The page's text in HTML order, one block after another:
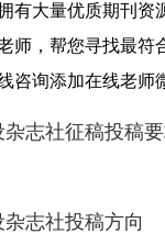
有大量优质期刊资
师，帮您寻找最符
咨询添加在线老师
杂志社征稿投稿
杂志社投稿方向